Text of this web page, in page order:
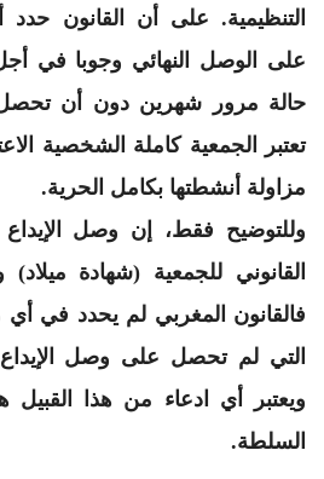
التنظيمية. على أن القانون
على الوصل النهائي وجوبا في
حالة مرور شهرين دون أن تحصل
تعتبر الجمعية كاملة الشخصية
مزاولة أنشطتها بكامل الحرية.
وللتوضيح فقط، إن وصل
القانوني للجمعية (شهادة
فالقانون المغربي لم يحدد في
التي لم تحصل على وصل
ويعتبر أي ادعاء من هذا
السلطة.